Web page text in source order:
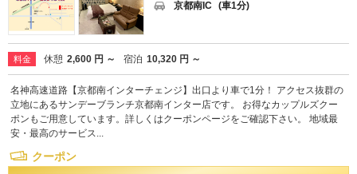
京都南IC (車1分)
料金 休憩 2,600 円 ～ 宿泊 10,320 円 ～
名神高速道路【京都南インターチェンジ】出口より車で1分！ アクセス抜群の
立地にあるサンデーブランチ京都南インター店です。 お得なカップルズクー
ポンもご用意しています。詳しくはクーポンページをご確認下さい。 地域最
安・最高のサービス...
クーポン